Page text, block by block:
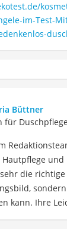
im-Test-
Büttner
für Duschpflege
die
kann. Ihre